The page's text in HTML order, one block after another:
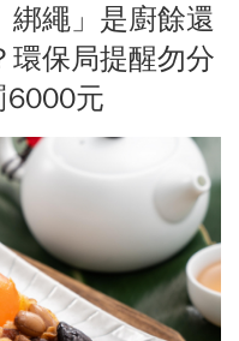
綁繩」是廚餘還
環保局提醒勿分
6000元